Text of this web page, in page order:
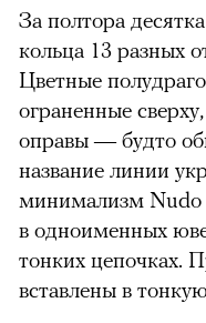
За полтора
кольца 13 разных
Цветные
ограненные
оправы — будто
название линии
минимализм Nudo
в одноименных
тонких цепочках.
вставлены в